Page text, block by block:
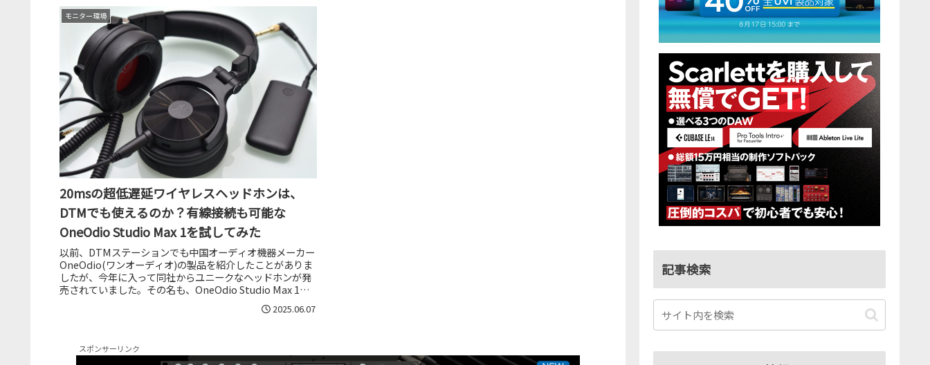
モニター環境
20msの超低遅延ワイヤレスヘッドホンは、
DTMでも使えるのか？有線接続も可能な
OneOdio Studio Max 1を試してみた
以前、DTMステーションでも中国オーディオ機器メーカー
OneOdio(ワンオーディオ)の製品を紹介したことがありま
したが、今年に入って同社からユニークなヘッドホンが発
売されていました。その名も、OneOdio Studio Max 1。
2025.06.07
スポンサーリンク
記事検索